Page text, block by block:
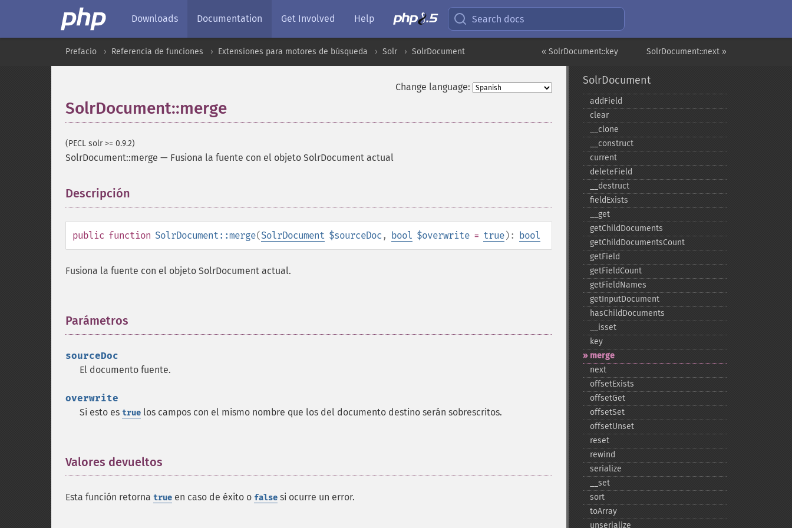
Downloads Documentation Get Involved Help Search docs
SolrDocument::next »
« SolrDocument::key
Prefacio Referencia de funciones Extensiones para motores de búsqueda Solr SolrDocument
Change language:
SolrDocument::merge
(PECL solr >= 0.9.2)
SolrDocument::merge — Fusiona la fuente con el objeto SolrDocument actual
Descripción
public function SolrDocument::merge(SolrDocument $sourceDoc , bool $overwrite = true): bool
Fusiona la fuente con el objeto SolrDocument actual.
Parámetros
sourceDoc
El documento fuente.
overwrite
Si esto es true los campos con el mismo nombre que los del documento destino serán sobrescritos.
Valores devueltos
Esta función retorna true en caso de éxito o false si ocurre un error.
SolrDocument
addField
clear
_​_​clone
_​_​construct
current
deleteField
_​_​destruct
fieldExists
_​_​get
getChildDocuments
getChildDocumentsCount
getField
getFieldCount
getFieldNames
getInputDocument
hasChildDocuments
_​_​isset
key
merge
next
offsetExists
offsetGet
offsetSet
offsetUnset
reset
rewind
serialize
_​_​set
sort
toArray
unserialize